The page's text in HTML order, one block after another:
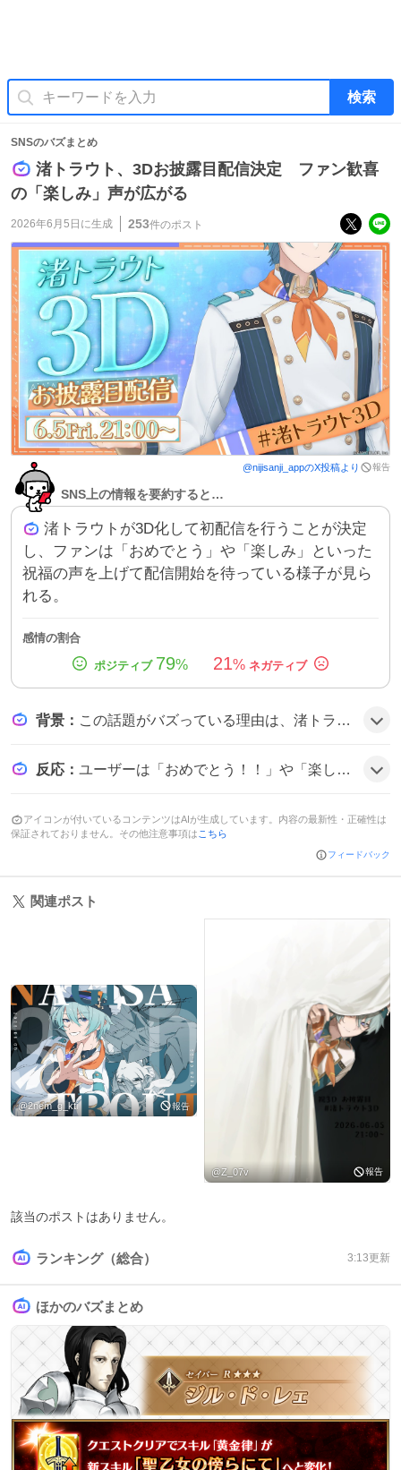
検索
SNSのバズまとめ
渚トラウト、3Dお披露目配信決定 ファン歓喜
の「楽しみ」声が広がる
2026年6月5日 に生成 253件のポスト
@nijisanji_appのX投稿より 報告
SNS上の情報を要約すると…
渚トラウトが3D化して初配信を行うことが決定
し、ファンは「おめでとう」や「楽しみ」といった
祝福の声を上げて配信開始を待っている様子が見ら
れる。
感情の割合
79% 21%
背景 ： この話題がバズっている理由は、渚トラウトがにじさんじで初めて3D化し、長年のファンが待ち望んだ姿が実現する期待感と、配信日時が明確に告知されたことが相まって、SNS上で祝福と期待の声が急速に拡散したためとみられる。
反応 ： ユーザーは「おめでとう！！」や「楽しみです！」と祝福し、「ずっと待ってた」や「3Dお披露目おめでとう🎉」と期待感を表現している。「本当におめでとうございます」「21時が楽しみです！」といったコメントも多数見られ、盛り上がりは止まらない雰囲気だ。
アイコンが付いているコンテンツはAIが生成しています。内容の最新性・正確性は
保証されておりません。その他注意事項はこちら
フィードバック
関連ポスト
@2nem_g_kti 報告
@Z_07v 報告
該当のポストはありません。
ランキング（総合） 3:13更新
ほかのバズまとめ